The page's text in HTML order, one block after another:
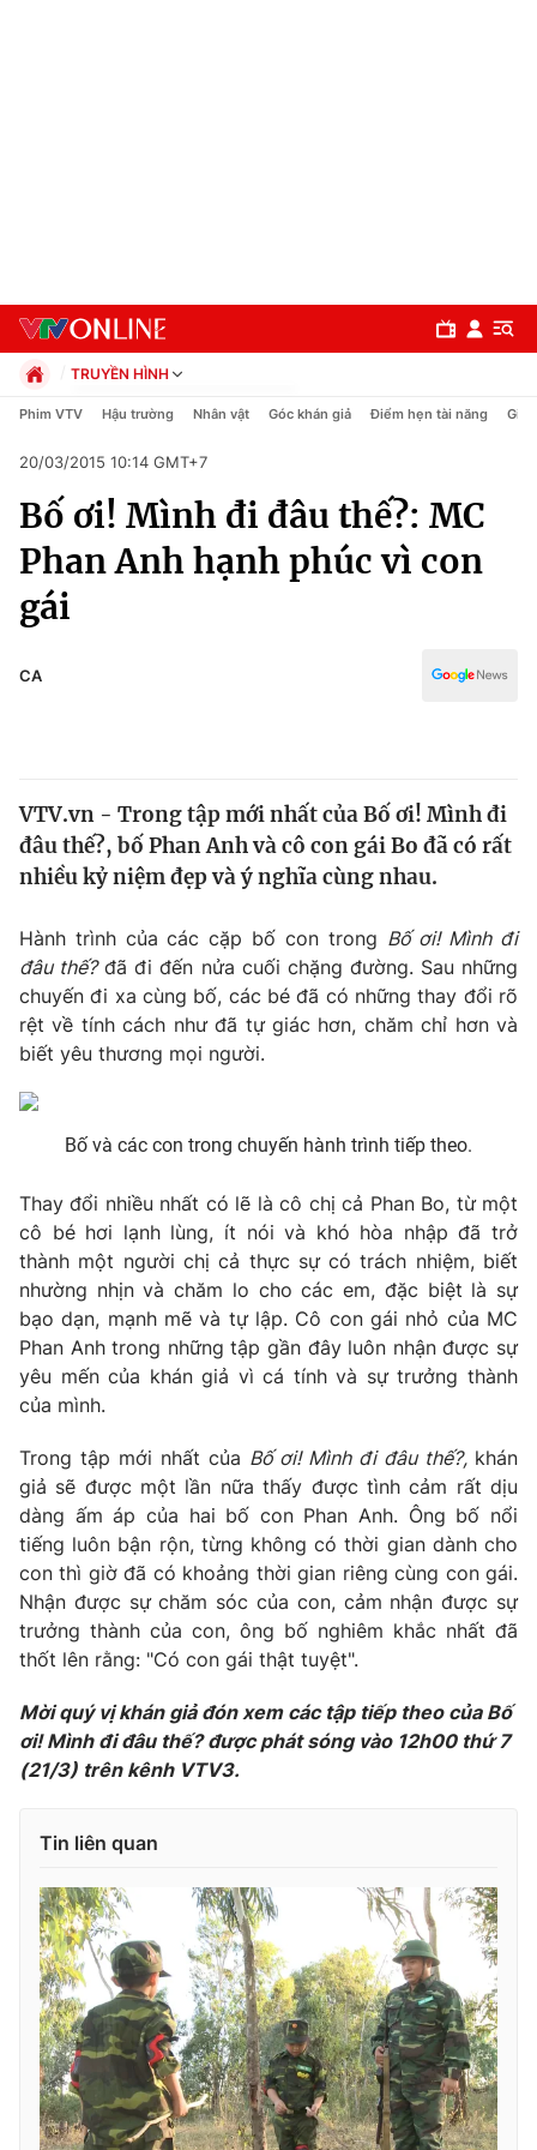
Chuyên mục
Chính trị
Xã hội
Pháp luật
Thế giới
Tin tức
Câu chuyện quốc tế
Kinh tế
Tài chính
Thị trường
Góc doanh nghiệp
Dữ liệu và đời sống
Truyền hình
Khán giả
Giải sao mai
Giải trí
Điện ảnh
Âm nhạc
Sao
Du lịch
Làm đẹp
Chất lượng cuộc sống
Giáo dục
Tuyển sinh
Học trực tuyến
Công nghệ
Hitech Công nghệ tương lai
Sản phẩm
Thị trường
Tư vấn
Giao lưu trực tuyến
Lịch phát sóng
Chuyên mục khác
Emagazine Podcast
Photo Infographic
Video Shorts video
VTV Sức khoẻ
Thị trường 24h Tấm lòng Việt
VTV4 Vươn mình bằng AI
VTV9 VTV8
Liên hệ tòa soạn English
TRUYỀN HÌNH
Chính trị
Pháp luật
Kinh tế
Thể thao
Truyền hình
Phim VTV Hậu trường Nhân vật Góc khán giả Điểm hẹn tài năng Giải
20/03/2015 10:14 GMT+7
Bố ơi! Mình đi đâu thế?: MC
Phan Anh hạnh phúc vì con
gái
CA
VTV.vn - Trong tập mới nhất của Bố ơi! Mình đi
đâu thế?, bố Phan Anh và cô con gái Bo đã có rất
nhiều kỷ niệm đẹp và ý nghĩa cùng nhau.
Hành trình của các cặp bố con trong Bố ơi! Mình đi
đâu thế?đã đi đến nửa cuối chặng đường. Sau những
chuyến đi xa cùng bố, các bé đã có những thay đổi rõ
rệt về tính cách như đã tự giác hơn, chăm chỉ hơn và
biết yêu thương mọi người.
Bố và các con trong chuyến hành trình tiếp theo.
Thay đổi nhiều nhất có lẽ là cô chị cả Phan Bo, từ một
cô bé hơi lạnh lùng, ít nói và khó hòa nhập đã trở
thành một người chị cả thực sự có trách nhiệm, biết
nhường nhịn và chăm lo cho các em, đặc biệt là sự
bạo dạn, mạnh mẽ và tự lập. Cô con gái nhỏ của MC
Phan Anh trong những tập gần đây luôn nhận được sự
yêu mến của khán giả vì cá tính và sự trưởng thành
của mình.
Trong tập mới nhất của Bố ơi! Mình đi đâu thế?, khán
giả sẽ được một lần nữa thấy được tình cảm rất dịu
dàng ấm áp của hai bố con Phan Anh. Ông bố nổi
tiếng luôn bận rộn, từng không có thời gian dành cho
con thì giờ đã có khoảng thời gian riêng cùng con gái.
Nhận được sự chăm sóc của con, cảm nhận được sự
trưởng thành của con, ông bố nghiêm khắc nhất đã
thốt lên rằng: "Có con gái thật tuyệt".
Mời quý vị khán giả đón xem các tập tiếp theo của Bố
ơi! Mình đi đâu thế? được phát sóng vào 12h00 thứ 7
(21/3) trên kênh VTV3.
Tin liên quan